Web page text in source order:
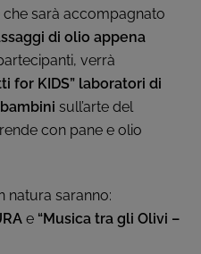
che sarà accompagnato
di olio appena
verrà
for KIDS” laboratori di
sull’arte del
con pane e olio
natura saranno:
e “Musica tra gli Olivi –